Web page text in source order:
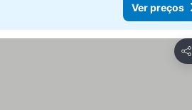
Ver preços